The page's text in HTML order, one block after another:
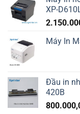
XP-
Máy In
Đầu in
420B